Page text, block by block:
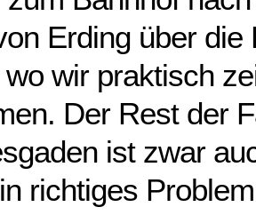
Erding über die
wir praktisch
Der Rest der
ist zwar
richtiges